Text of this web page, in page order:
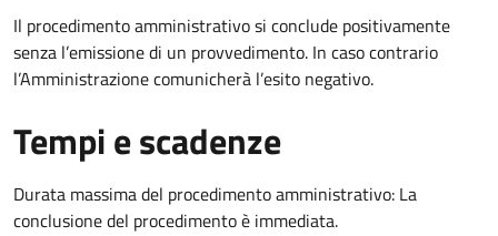
Il procedimento amministrativo si conclude positivamente
senza l’emissione di un provvedimento. In caso contrario
l’Amministrazione comunicherà l’esito negativo.
Tempi e scadenze
Durata massima del procedimento amministrativo: La
conclusione del procedimento è immediata.